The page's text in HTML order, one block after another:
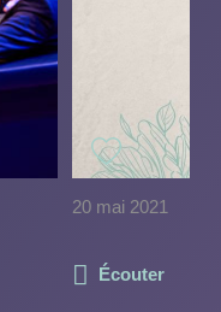
20 mai 2021
Écouter